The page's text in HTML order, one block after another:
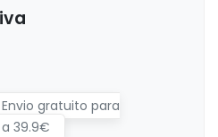
Envio gratuito para
39.9€